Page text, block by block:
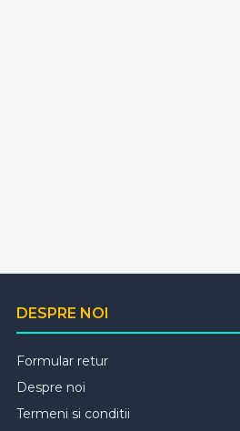
DESPRE NOI
Formular retur
Despre noi
Termeni si conditii